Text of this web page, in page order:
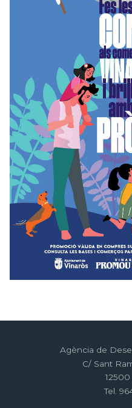
Agència de
C/ Sant
Tel.